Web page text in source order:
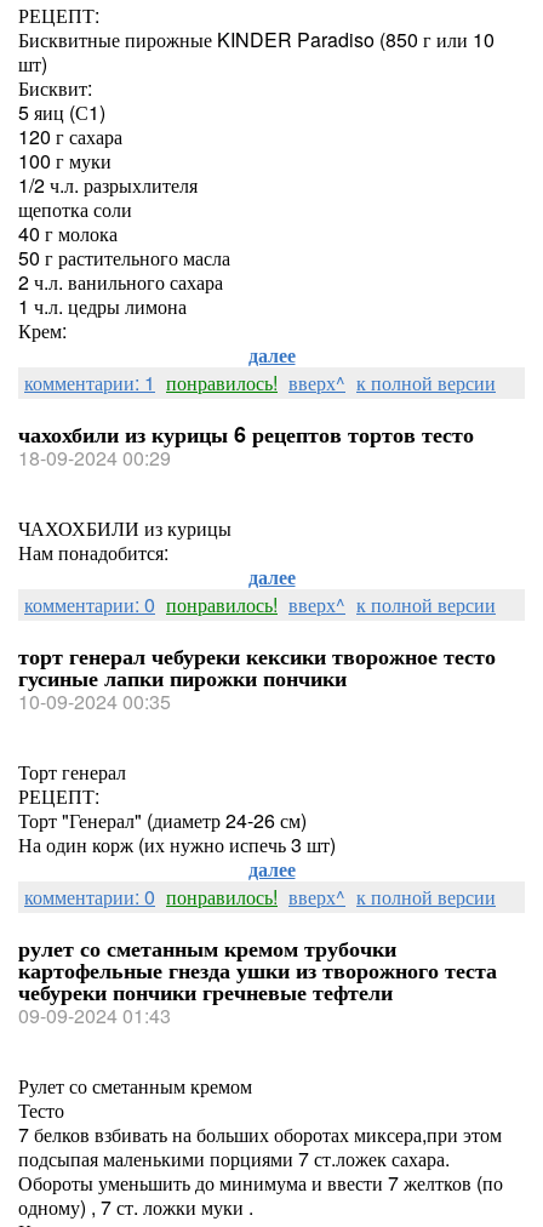
РЕЦЕПТ:
Бисквитные пирожные KINDER Paradiso (850 г или 10
шт)
Бисквит:
5 яиц (С1)
120 г сахара
100 г муки
1/2 ч.л. разрыхлителя
щепотка соли
40 г молока
50 г растительного масла
2 ч.л. ванильного сахара
1 ч.л. цедры лимона
Крем:
далее
комментарии: 1 понравилось! вверх^ к полной версии
чахохбили из курицы 6 рецептов тортов тесто
18-09-2024 00:29
ЧАХОХБИЛИ из курицы
Нам понадобится:
далее
комментарии: 0 понравилось! вверх^ к полной версии
торт генерал чебуреки кексики творожное тесто
гусиные лапки пирожки пончики
10-09-2024 00:35
Торт генерал
РЕЦЕПТ:
Торт "Генерал" (диаметр 24-26 см)
На один корж (их нужно испечь 3 шт)
далее
комментарии: 0 понравилось! вверх^ к полной версии
рулет со сметанным кремом трубочки
картофельные гнезда ушки из творожного теста
чебуреки пончики гречневые тефтели
09-09-2024 01:43
Рулет со сметанным кремом
Тесто
7 белков взбивать на больших оборотах миксера,при этом
подсыпая маленькими порциями 7 ст.ложек сахара.
Обороты уменьшить до минимума и ввести 7 желтков (по
одному) , 7 ст. ложки муки .